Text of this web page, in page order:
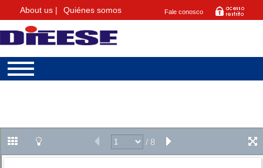
About us | Quiénes somos Fale conosco